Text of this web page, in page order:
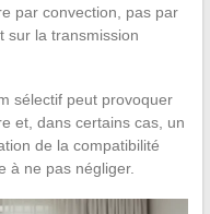
par convection, pas par
sur la transmission
sélectif peut provoquer
et, dans certains cas, un
de la compatibilité
à ne pas négliger.